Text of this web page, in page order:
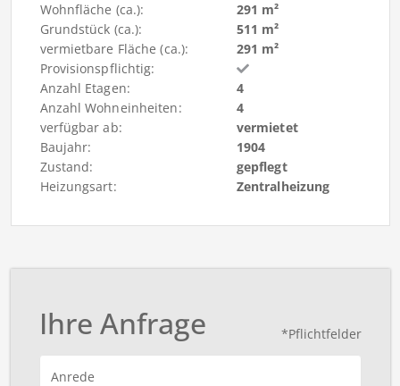
Wohnfläche (ca.):
291 m²
Grundstück (ca.):
511 m²
vermietbare Fläche (ca.):
291 m²
Provisionspflichtig:
Anzahl Etagen:
4
Anzahl Wohneinheiten:
4
verfügbar ab:
vermietet
Baujahr:
1904
Zustand:
gepflegt
Heizungsart:
Zentralheizung
*Pflichtfelder
Ihre Anfrage
Anrede